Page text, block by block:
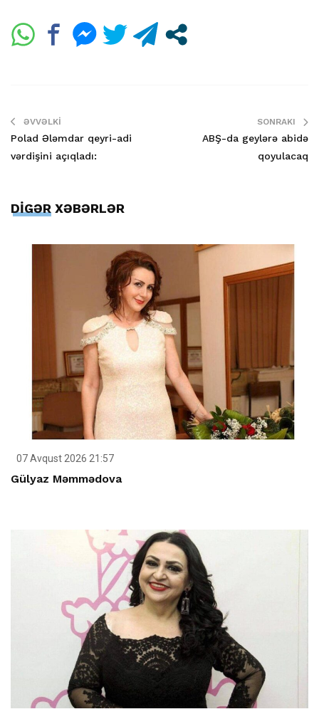
ƏVVƏLKI
Polad Ələmdar qeyri-adi
vərdişini açıqladı:
SONRAKI
ABŞ-da geylərə abidə
qoyulacaq
DİGƏR XƏBƏRLƏR
07 Avqust 2026 21:57
Gülyaz Məmmədova